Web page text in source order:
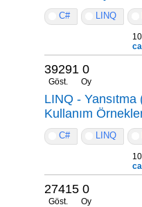
C# LINQ
39291
Göst.
0
Oy
LINQ -
Kullanım
C# LINQ
27415
Göst.
0
Oy